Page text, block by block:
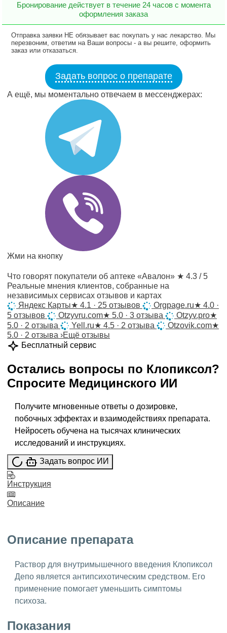
Бронирование действует в течение 24 часов с момента
оформления заказа
Отправка заявки НЕ обязывает вас покупать у нас лекарство. Мы
перезвоним, ответим на Ваши вопросы - а вы решите, оформить
заказ или отказаться.
Задать вопрос о препарате
А ещё, мы моментально отвечаем в мессенджерах:
Жми на кнопку
Что говорят покупатели об аптеке «Авалон» ★ 4.3 / 5
Реальные мнения клиентов, собранные на
независимых сервисах отзывов и картах
Яндекс Карты★ 4.1 · 25 отзывов Orgpage.ru★ 4.0 ·
5 отзывов
Otzyvru.com★ 5.0 · 3 отзыва Otzyv.pro★
5.0 · 2 отзыва
Yell.ru★ 4.5 · 2 отзыва Otzovik.com★
5.0 · 2 отзыва ›Ещё отзывы
Бесплатный сервис
Остались вопросы по Клопиксол?
Спросите Медицинского ИИ
Получите мгновенные ответы о дозировке,
побочных эффектах и взаимодействиях препарата.
Нейросеть обучена на тысячах клинических
исследований и инструкциях.
Задать вопрос ИИ
Инструкция
Описание
Описание препарата
Раствор для внутримышечного введения Клопиксол
Депо является антипсихотическим средством. Его
применение помогает уменьшить симптомы
психоза.
Показания